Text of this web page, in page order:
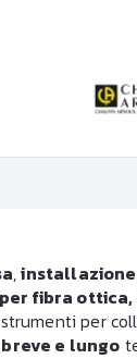
,installazione
fibra
per
e lungo